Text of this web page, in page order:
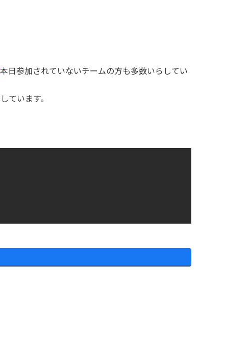
本日参加されていないチームの方も多数いらしてい
ています。